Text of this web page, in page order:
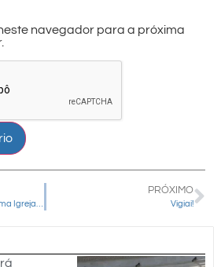
navegador para a próxima
2ª Festa da Unidade: por uma Igreja Sinodal, Ministerial e Missionária
PRÓXIMO
Vigiai!